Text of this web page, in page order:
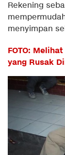
Rekening
menyimpan
FOTO:
yang Rusak